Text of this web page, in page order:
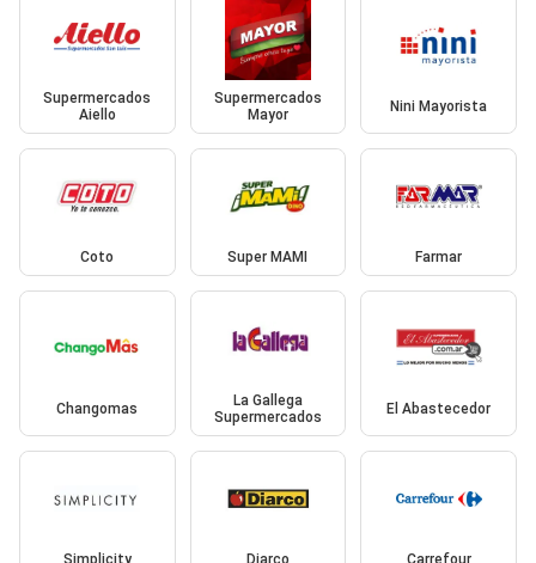
Supermercados
Aiello
Supermercados
Mayor
Nini Mayorista
Coto Super MAMI Farmar
Changomas
La Gallega
Supermercados
El Abastecedor